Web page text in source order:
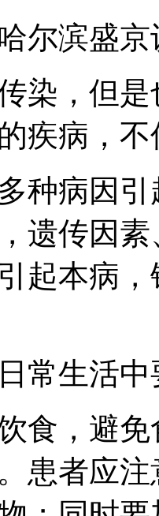
尔滨盛京
染，但
疾病，
种病因
遗传因
起本病
常生活
食，避
患者应